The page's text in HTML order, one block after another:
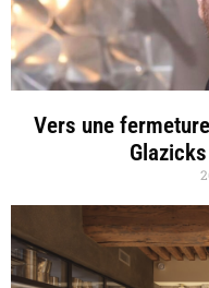
Vers une